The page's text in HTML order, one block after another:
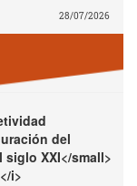
28/07/2026
del
XXI</small>
i>